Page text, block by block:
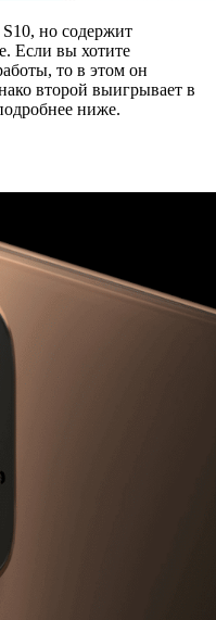
но содержит
Если вы хотите
то в этом он
второй выигрывает в
ниже.